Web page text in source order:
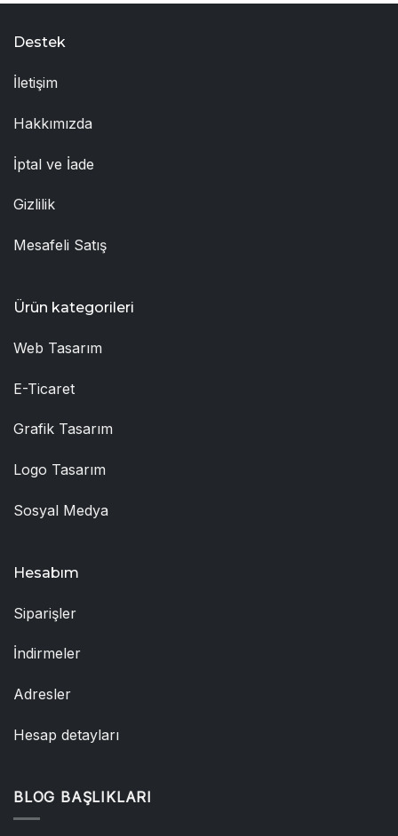
Destek
İletişim
Hakkımızda
İptal ve İade
Gizlilik
Mesafeli Satış
Ürün kategorileri
Web Tasarım
E-Ticaret
Grafik Tasarım
Logo Tasarım
Sosyal Medya
Hesabım
Siparişler
İndirmeler
Adresler
Hesap detayları
BLOG BAŞLIKLARI